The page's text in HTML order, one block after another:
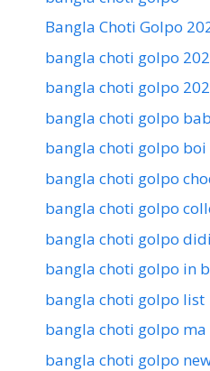
Bangla Choti Golpo
bangla choti golpo
bangla choti golpo
bangla choti golpo
bangla choti golpo boi
bangla choti golpo
bangla choti golpo
bangla choti golpo didi
bangla choti golpo in
bangla choti golpo list
bangla choti golpo ma
bangla choti golpo